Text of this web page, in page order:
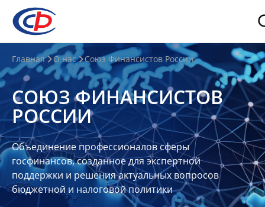
О
нас
О
СФР
Совет
Союза
Участники
Планы
Главная О нас Союз Финансистов России
СОЮЗ ФИНАНСИСТОВ
РОССИИ
Объединение профессионалов сферы
госфинансов, созданное для экспертной
поддержки и решения актуальных вопросов
бюджетной и налоговой политики